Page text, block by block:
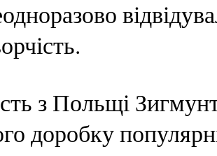
з Польщі
доробку